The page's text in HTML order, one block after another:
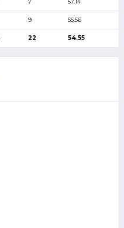
7 57.14
9 55.56
22 54.55